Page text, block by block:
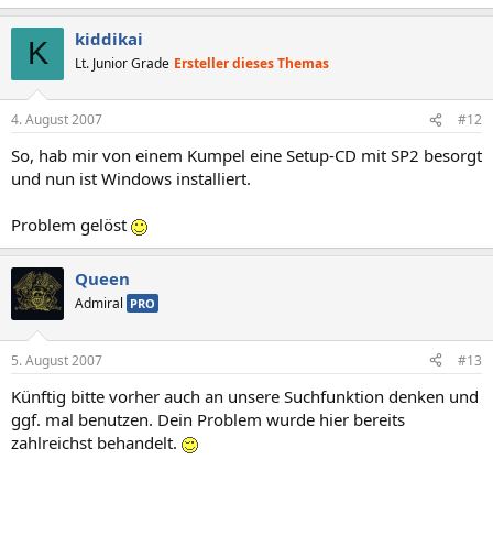
K kiddikai
Lt. Junior Grade Ersteller dieses Themas
4. August 2007 #12
So, hab mir von einem Kumpel eine Setup-CD mit SP2 besorgt
und nun ist Windows installiert.
Problem gelöst
Queen
Admiral PRO
5. August 2007 #13
Künftig bitte vorher auch an unsere Suchfunktion denken und
ggf. mal benutzen. Dein Problem wurde hier bereits
zahlreichst behandelt.